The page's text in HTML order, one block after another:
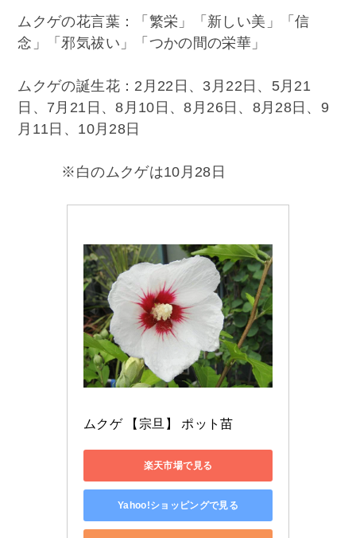
ムクゲの花言葉：「繁栄」「新しい美」「信
念」「邪気祓い」「つかの間の栄華」
ムクゲの誕生花：2月22日、3月22日、5月21
日、7月21日、8月10日、8月26日、8月28日、9
月11日、10月28日
※白のムクゲは10月28日
ムクゲ 【宗旦】 ポット苗
楽天市場で見る
Yahoo!ショッピングで見る